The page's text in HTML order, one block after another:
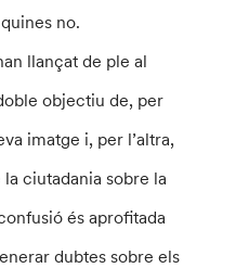
no.
llançat de ple al
objectiu de, per
imatge i, per l’altra,
ciutadania sobre la
és aprofitada
dubtes sobre els